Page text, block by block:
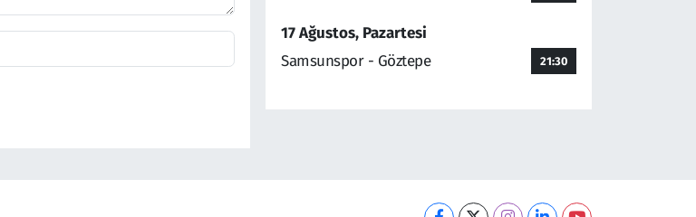
17 Ağustos, Pazartesi
Samsunspor - Göztepe
21:30